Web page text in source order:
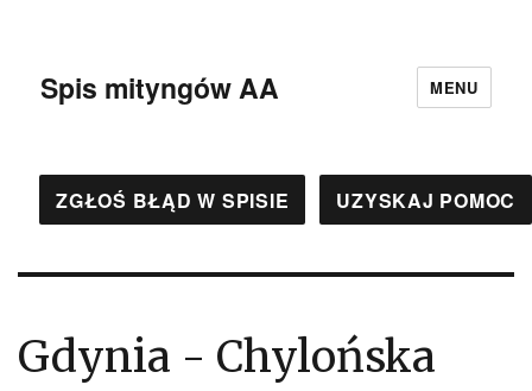
Spis mityngów AA MENU
ZGŁOŚ BŁĄD W SPISIE UZYSKAJ POMOC
Gdynia - Chylońska